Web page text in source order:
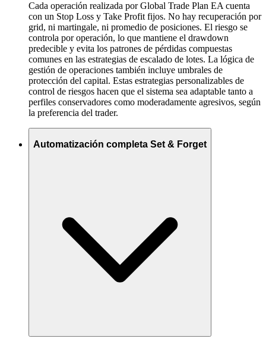
Cada operación realizada por Global Trade Plan EA cuenta
con un Stop Loss y Take Profit fijos. No hay recuperación por
grid, ni martingale, ni promedio de posiciones. El riesgo se
controla por operación, lo que mantiene el drawdown
predecible y evita los patrones de pérdidas compuestas
comunes en las estrategias de escalado de lotes. La lógica de
gestión de operaciones también incluye umbrales de
protección del capital. Estas estrategias personalizables de
control de riesgos hacen que el sistema sea adaptable tanto a
perfiles conservadores como moderadamente agresivos, según
la preferencia del trader.
Automatización completa Set & Forget